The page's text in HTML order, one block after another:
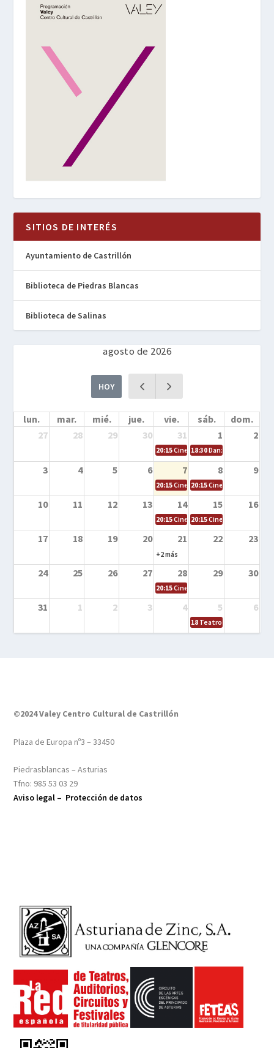
SITIOS DE INTERÉS
Ayuntamiento de Castrillón
Biblioteca de Piedras Blancas
Biblioteca de Salinas
agosto de 2026
HOY
lun. mar. mié. jue. vie. sáb.
dom.
27
28 29 30 31 1 2
20:15Cine en la calle – Cómo
18:30Danza – Cita en el
3 4 5 6 7 8 9
20:15Cine en la calle – El niño y la
20:15Cine en la calle –
10 11 12 13 14 15 16
20:15Cine en la calle – Tortugas
20:15Cine en la calle –
17 18 19 20 21 22 23
+2 más
24 25 26 27 28 29 30
20:15Cine en el calle – Tintín y el
31 1 2 3 4 5 6
18 Teatro – Tres
©2024 Valey Centro Cultural de Castrillón
Plaza de Europa nº3 – 33450
Piedrasblancas – Asturias
Tfno: 985 53 03 29
Aviso legal – Protección de datos